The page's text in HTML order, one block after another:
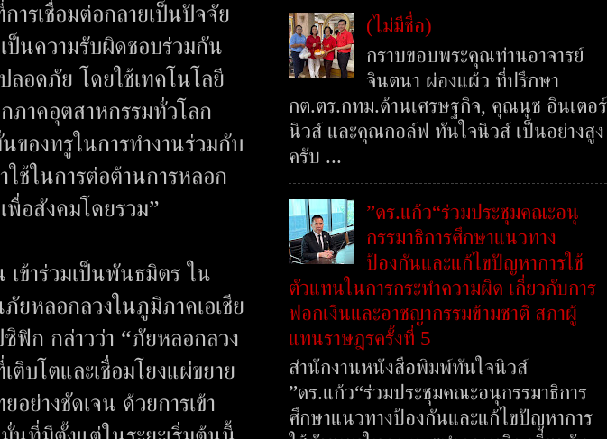
รเชื่อมต่อกลายเป็นปัจจัย
ป็นความรับผิดชอบร่วมกัน
ลอดภัย โดยใช้เทคโนโลยี
ภาคอุตสาหกรรมทั่วโลก
ของทรูในการทำงานร่วมกับ
ช้ในการต่อต้านการหลอก
พื่อสังคมโดยรวม”
ข้าร่วมเป็นพันธมิตร ใน
ยหลอกลวงในภูมิภาคเอเชีย
ฟิก กล่าวว่า “ภัยหลอกลวง
บโตและเชื่อมโยงแผ่ขยาย
อย่างชัดเจน ด้วยการเข้า
(ไม่มีชื่อ)
กราบขอบพระคุณท่านอาจารย์
จินตนา ผ่องแผ้ว ที่ปรึกษา
กต.ตร.กทม.ด้านเศรษฐกิจ, คุณนุช อินเตอร์
นิวส์ และคุณกอล์ฟ ทันใจนิวส์ เป็นอย่างสูง
ครับ ...
”ดร.แก้ว“ร่วมประชุมคณะอนุ
กรรมาธิการศึกษาแนวทาง
ป้องกันและแก้ไขปัญหาการใช้
ตัวแทนในการกระทำความผิด เกี่ยวกับการ
ฟอกเงินและอาชญากรรมข้ามชาติ สภาผู้
แทนราษฎรครั้งที่ 5
สำนักงานหนังสือพิมพ์ทันใจนิวส์
”ดร.แก้ว“ร่วมประชุมคณะอนุกรรมาธิการ
ศึกษาแนวทางป้องกันและแก้ไขปัญหาการ